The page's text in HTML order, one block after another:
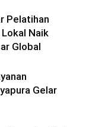
Pelatihan
Naik
Global
Gelar